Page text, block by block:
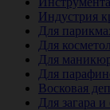
Индустрия
Для
Для
Для
Для
Восковая
Для загара и